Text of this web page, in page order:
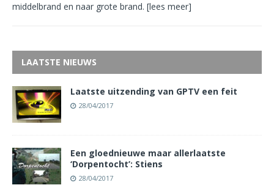
middelbrand en naar grote brand. [lees meer]
LAATSTE NIEUWS
Laatste uitzending van GPTV een feit
28/04/2017
Een gloednieuwe maar allerlaatste
‘Dorpentocht’: Stiens
28/04/2017